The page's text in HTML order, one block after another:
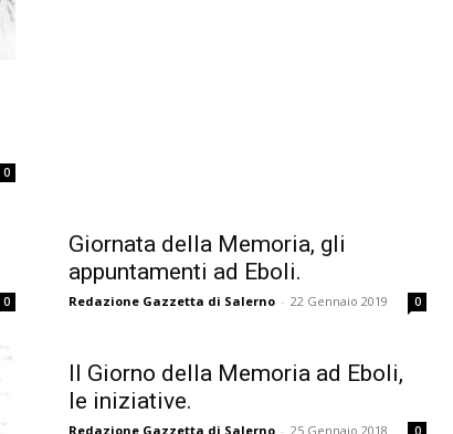
0
0
Giornata della Memoria, gli
appuntamenti ad Eboli.
Redazione Gazzetta di Salerno - 22 Gennaio 2019 0
Il Giorno della Memoria ad Eboli,
le iniziative.
Redazione Gazzetta di Salerno - 25 Gennaio 2018 0